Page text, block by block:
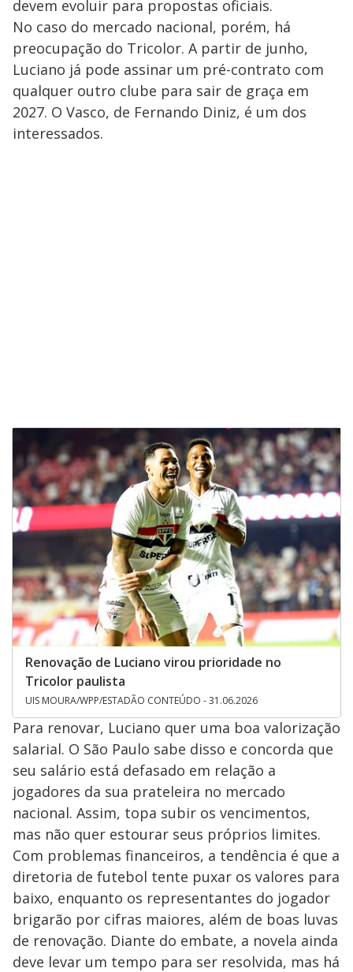
devem evoluir para propostas oficiais.
No caso do mercado nacional, porém, há
preocupação do Tricolor. A partir de junho,
Luciano já pode assinar um pré-contrato com
qualquer outro clube para sair de graça em
2027. O Vasco, de Fernando Diniz, é um dos
interessados.
Renovação de Luciano virou prioridade no
Tricolor paulista
UIS MOURA/WPP/ESTADÃO CONTEÚDO - 31.06.2026
Para renovar, Luciano quer uma boa valorização
salarial. O São Paulo sabe disso e concorda que
seu salário está defasado em relação a
jogadores da sua prateleira no mercado
nacional. Assim, topa subir os vencimentos,
mas não quer estourar seus próprios limites.
Com problemas financeiros, a tendência é que a
diretoria de futebol tente puxar os valores para
baixo, enquanto os representantes do jogador
brigarão por cifras maiores, além de boas luvas
de renovação. Diante do embate, a novela ainda
deve levar um tempo para ser resolvida, mas há